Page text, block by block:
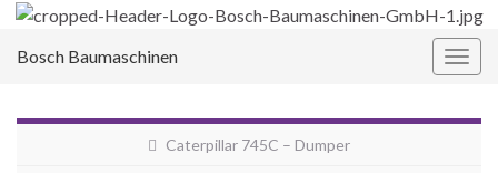
Bosch Baumaschinen
Caterpillar 745C – Dumper